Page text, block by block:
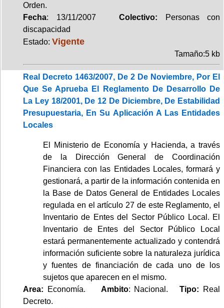
Orden.
Fecha: 13/11/2007 Colectivo:
Personas con
discapacidad
Estado: Vigente
Tamaño:5 kb
Real Decreto 1463/2007, De 2 De Noviembre, Por El
Que Se Aprueba El Reglamento De Desarrollo De
La Ley 18/2001, De 12 De Diciembre, De Estabilidad
Presupuestaria, En Su Aplicación A Las Entidades
Locales
El Ministerio de Economía y Hacienda, a través
de la Dirección General de Coordinación
Financiera con las Entidades Locales, formará y
gestionará, a partir de la información contenida en
la Base de Datos General de Entidades Locales
regulada en el artículo 27 de este Reglamento, el
Inventario de Entes del Sector Público Local. El
Inventario de Entes del Sector Público Local
estará permanentemente actualizado y contendrá
información suficiente sobre la naturaleza jurídica
y fuentes de financiación de cada uno de los
sujetos que aparecen en el mismo.
Area: Economía. Ambito: Nacional.Tipo:
Real
Decreto.